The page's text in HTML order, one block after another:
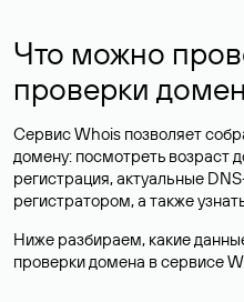
Что можно
проверки
Сервис Whois позволяет
домену: посмотреть возраст
регистрация, актуальные
регистратором, а также
Ниже разбираем, какие
проверки домена в сервисе